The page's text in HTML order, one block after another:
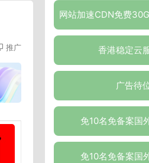
推广
网站加速CDN免费
香港稳定云
广告待
免10名免备案国
免10名免备案国